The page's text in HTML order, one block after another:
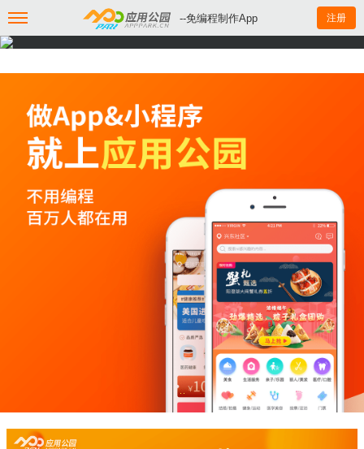
--免编程制作App 注册